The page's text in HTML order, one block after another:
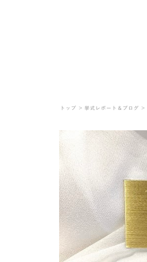
トップ ＞ 挙式レポート＆ブログ ＞